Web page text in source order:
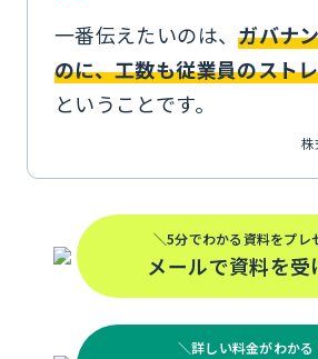
一番伝えたいのは、ガバナ
のに、工数も従業員のスト
ということです。
株
＼5分でわかる資料をプレ
メールで資料を受
＼詳しい料金がわかる